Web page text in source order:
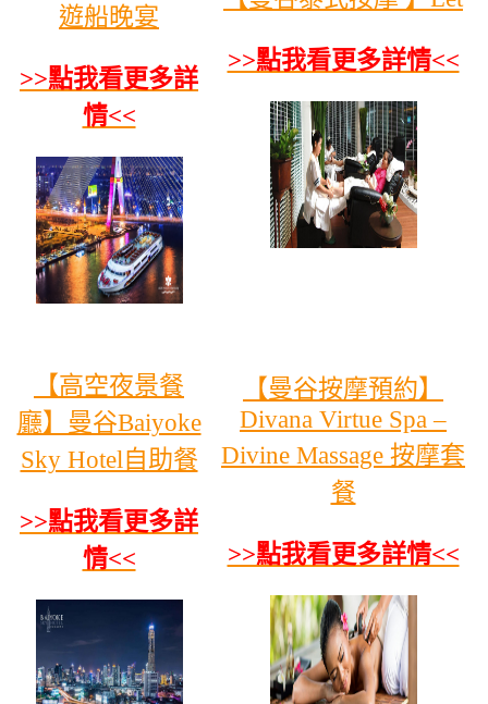
遊船晚宴
>>點我看更多詳
情<<
>>點我看更多詳情<<
【高空夜景餐
廳】曼谷Baiyoke
Sky Hotel自助餐
>>點我看更多詳
情<<
【曼谷按摩預約】
Divana Virtue Spa –
Divine Massage 按摩套
餐
>>點我看更多詳情<<